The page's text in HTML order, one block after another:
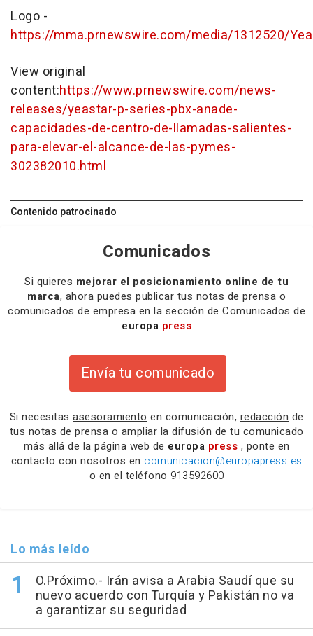
Logo -
https://mma.prnewswire.com/media/1312520/
View original
content:https://www.prnewswire.com/news-
releases/yeastar-p-series-pbx-anade-
capacidades-de-centro-de-llamadas-salientes-
para-elevar-el-alcance-de-las-pymes-
302382010.html
Contenido patrocinado
Comunicados
Si quieres mejorar el posicionamiento online de tu
marca, ahora puedes publicar tus notas de prensa o
comunicados de empresa en la sección de Comunicados de
europa press
Envía tu comunicado
Si necesitas asesoramiento en comunicación, redacción de
tus notas de prensa o ampliar la difusión de tu comunicado
más allá de la página web de europa press , ponte en
contacto con nosotros en comunicacion@europapress.es
o en el teléfono 913592600
Lo más leído
O.Próximo.- Irán avisa a Arabia Saudí que su
nuevo acuerdo con Turquía y Pakistán no va
a garantizar su seguridad